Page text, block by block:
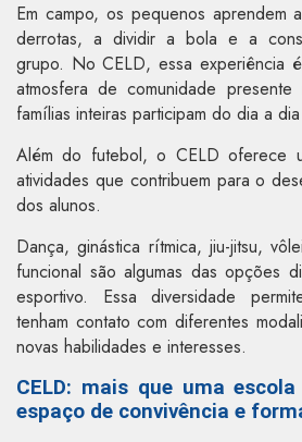
Em campo, os pequenos aprendem
derrotas, a dividir a bola e a
grupo. No CELD, essa experiência
atmosfera de comunidade
famílias inteiras participam do dia a
Além do futebol, o CELD oferece
atividades que contribuem para o
dos alunos.
Dança, ginástica rítmica, jiu-jitsu,
funcional são algumas das opções
esportivo. Essa diversidade
tenham contato com diferentes
novas habilidades e interesses.
CELD: mais que uma
espaço de convivência e